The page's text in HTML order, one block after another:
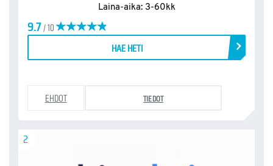
Laina-aika: 3-60kk
9.7/ 10
EHDOT TIEDOT
HAE HETI
2